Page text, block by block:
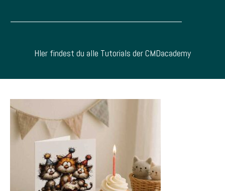
HIer findest du alle Tutorials der CMDacademy